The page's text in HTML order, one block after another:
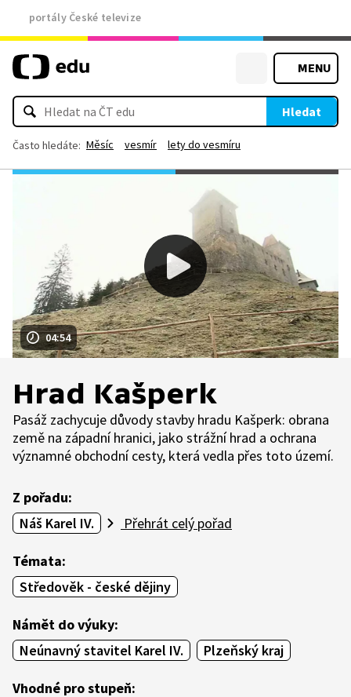
portály České televize
MENU
Hledat
Často hledáte: Měsíc vesmír lety do vesmíru
04:54
Hrad Kašperk
Pasáž zachycuje důvody stavby hradu Kašperk: obrana
země na západní hranici, jako strážní hrad a ochrana
významné obchodní cesty, která vedla přes toto území.
Z pořadu:
Náš Karel IV.
Přehrát celý pořad
Témata:
Středověk - české dějiny
Námět do výuky:
Neúnavný stavitel Karel IV.
Plzeňský kraj
Vhodné pro stupeň: